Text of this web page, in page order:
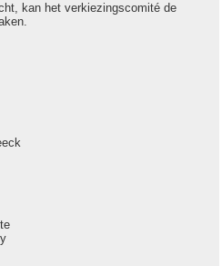
kan het verkiezingscomité de